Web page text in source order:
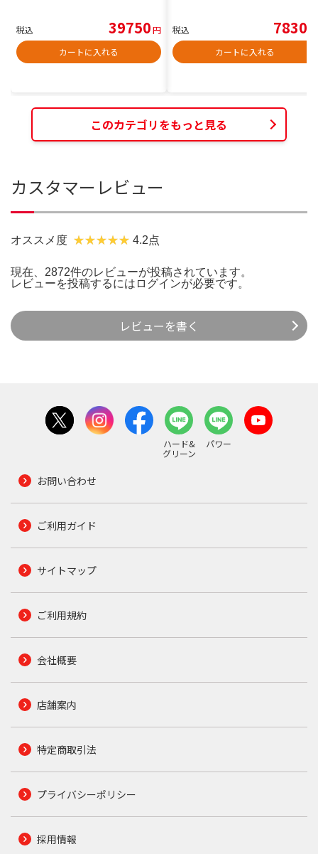
税込 39750円
カートに入れる
税込 7830
カートに入れる
このカテゴリをもっと見る
カスタマーレビュー
オススメ度 4.2点
現在、2872件のレビューが投稿されています。
レビューを投稿するには ログインが必要です。
レビューを書く
ハード&
グリーン
パワー
お問い合わせ
ご利用ガイド
サイトマップ
ご利用規約
会社概要
店舗案内
特定商取引法
プライバシーポリシー
採用情報